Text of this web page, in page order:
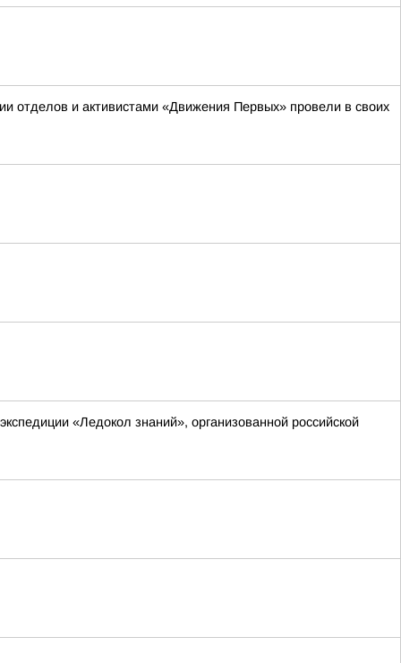
отделов и активистами «Движения Первых» провели в своих
«Ледокол знаний», организованной российской